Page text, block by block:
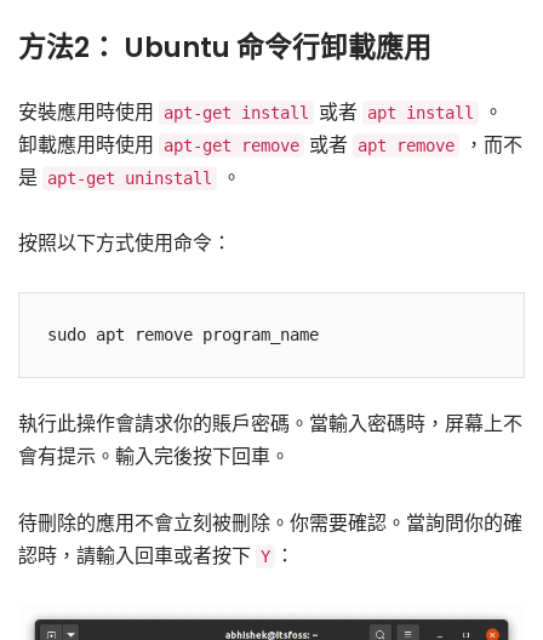
方法2： Ubuntu 命令行卸載應用
安裝應用時使用 apt-get install 或者 apt install
。
卸載應用時使用
apt-get remove 或者 apt remove
，而不
是 apt-get uninstall 。
按照以下方式使用命令：
執行此操作會請求你的賬戶密碼。當輸入密碼時，屏幕上不
會有提示。輸入完後按下回車。
待刪除的應用不會立刻被刪除。你需要確認。當詢問你的確
認時，請輸入回車或者按下 Y ：